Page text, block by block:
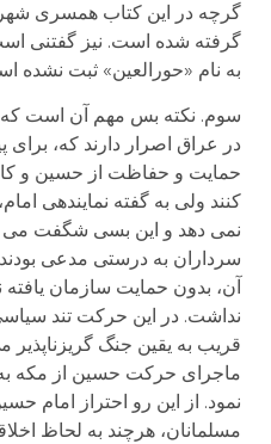
گرچه در این کتاب همسری
گرفته شده است. نیز گفتنی
به نام «حورالعین» ثبت نشده
سوم. نکته بس مهم آن است که
در عراق اصرار دارند که،
حمایت و حفاظت از حسین و
کنند ولی به گفته نماینده­ی
نمی دهد و این بسی شگفت می
سرداران به درستی مدعی
آن، بدون حمایت سازمان
نداشت. در این حرکت تند
قریب به یقین جنگ
ماجرای حرکت حسین از مکه
نمود. از این رو احتراز امام
مسلمانان، هرچند به لحاظ